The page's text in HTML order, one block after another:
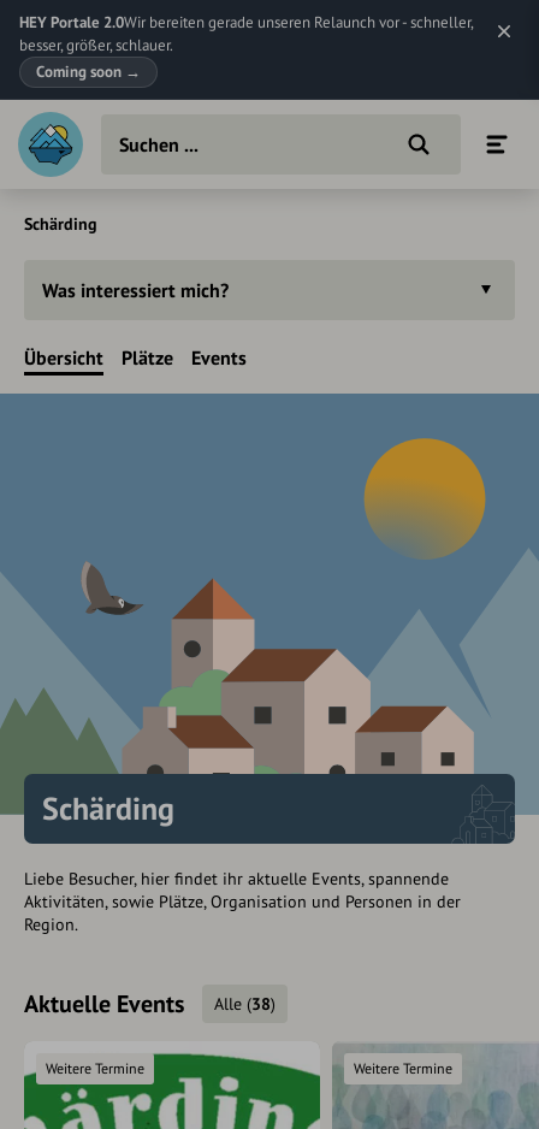
HEY Portale 2.0Wir bereiten gerade unseren Relaunch vor - schneller,
besser, größer, schlauer.
Coming soon →
Schärding
Was interessiert mich?
Übersicht Plätze Events
Schärding
Liebe Besucher, hier findet ihr aktuelle Events, spannende
Aktivitäten, sowie Plätze, Organisation und Personen in der
Region.
Aktuelle Events Alle (38)
Weitere Termine Weitere Termine